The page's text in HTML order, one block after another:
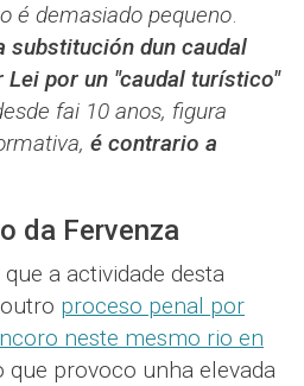
é demasiado pequeno.
substitución dun caudal
por un "caudal turístico"
fai 10 anos, figura
é contrario a
da Fervenza
a actividade desta
proceso penal por
neste mesmo rio en
que provoco unha elevada